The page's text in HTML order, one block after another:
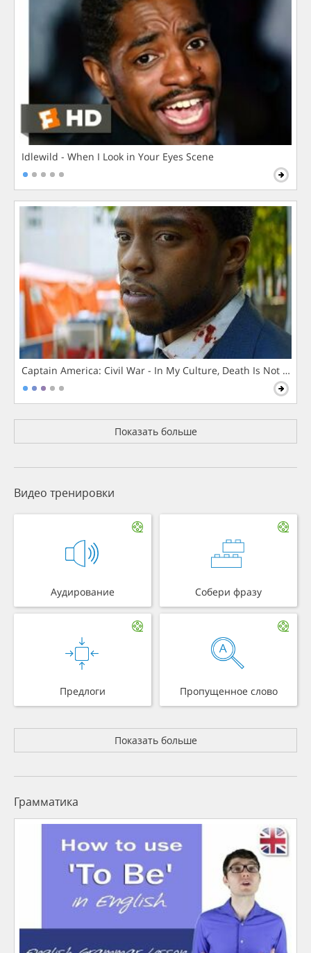
Idlewild - When I Look in Your Eyes Scene
Captain America: Civil War - In My Culture, Death Is Not The
Показать больше
Видео тренировки
Аудирование Собери фразу
Предлоги Пропущенное слово
Показать больше
Грамматика